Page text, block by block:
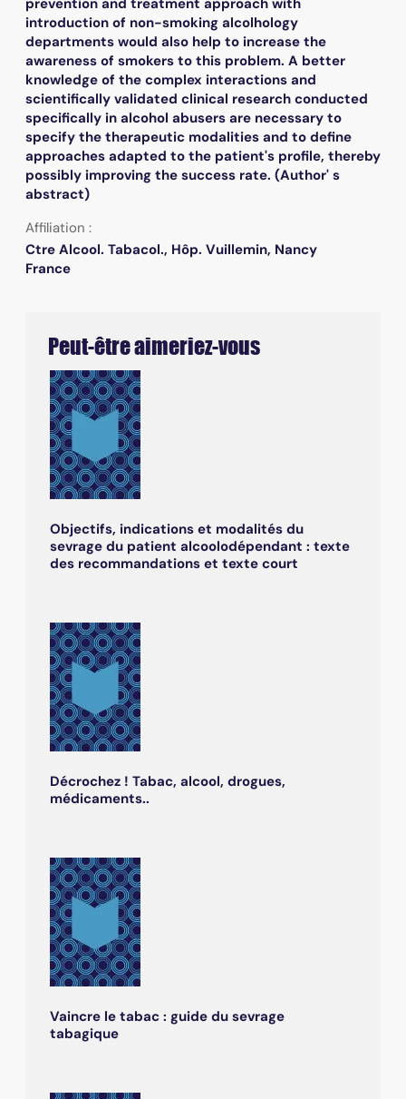
introduction of non-smoking alcolhology
departments would also help to increase the
awareness of smokers to this problem. A better
knowledge of the complex interactions and
scientifically validated clinical research conducted
specifically in alcohol abusers are necessary to
specify the therapeutic modalities and to define
approaches adapted to the patient's profile, thereby
possibly improving the success rate. (Author' s
abstract)
Affiliation :
Ctre Alcool. Tabacol., Hôp. Vuillemin, Nancy
France
Peut-être aimeriez-vous
Objectifs, indications et modalités du
sevrage du patient alcoolodépendant : texte
des recommandations et texte court
Décrochez ! Tabac, alcool, drogues,
médicaments..
Vaincre le tabac : guide du sevrage
tabagique